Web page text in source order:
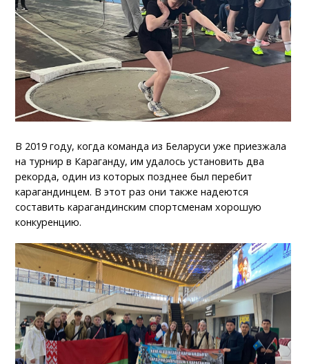
В 2019 году, когда команда из Беларуси уже приезжала
на турнир в Караганду, им удалось установить два
рекорда, один из которых позднее был перебит
карагандинцем. В этот раз они также надеются
составить карагандинским спортсменам хорошую
конкуренцию.